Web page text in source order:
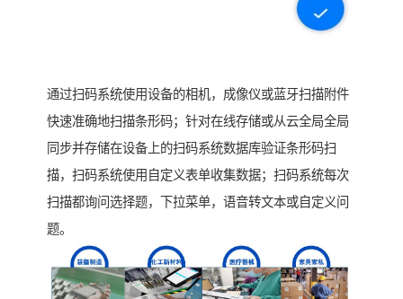
通过扫码系统使用设备的相机，成像仪或蓝牙扫描附件
快速准确地扫描条形码；针对在线存储或从云全局全局
同步并存储在设备上的扫码系统数据库验证条形码扫
描，扫码系统使用自定义表单收集数据；扫码系统每次
扫描都询问选择题，下拉菜单，语音转文本或自定义问
题。